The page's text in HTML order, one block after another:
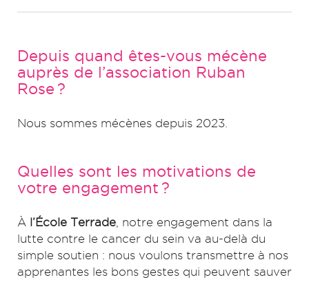
Depuis quand êtes-vous mécène
auprès de l’association Ruban
Rose ?
Nous sommes mécènes depuis 2023.
Quelles sont les motivations de
votre engagement ?
À l’École Terrade , notre engagement dans la
lutte contre le cancer du sein va au-delà du
simple soutien : nous voulons transmettre à nos
apprenantes les bons gestes qui peuvent sauver